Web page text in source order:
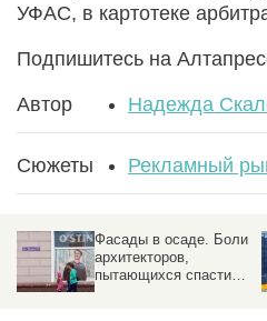
УФАС, в картотеке
Подпишитесь на
Автор Надежда
Сюжеты Рекламный
Фасады в осаде. Боли
архитекторов,
пытающихся спасти